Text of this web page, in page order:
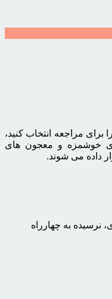
برای مراجعه انتخاب کنید،
خوشمزه و معجون های
داده می شوند.
نرسیده به چهارراه